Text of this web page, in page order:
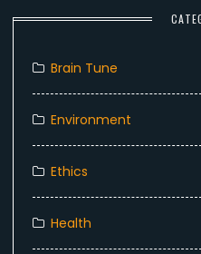
Brain Tune
Environment
Ethics
Health